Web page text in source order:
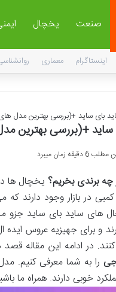
صنعت یخچال
اینستاگرام معماری
بای ساید +(بررسی بهترین مدل های
+(بررسی بهترین مدل
زمان میبرد
برندی بخریم؟ یخچال ها
در بازار وجود دارند که
های ساید بای ساید
و برای جهیزیه عروس
در ادامه این مقاله
را به شما معرفی کنیم.
خوبی دارند. همراه ما